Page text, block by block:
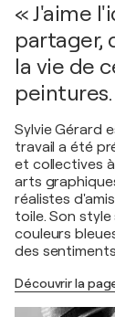
« J'aime
partager,
la vie de
Sylvie Gérard
travail a été
et collectives
arts
réalistes
toile. Son
couleurs
des
Découvrir la